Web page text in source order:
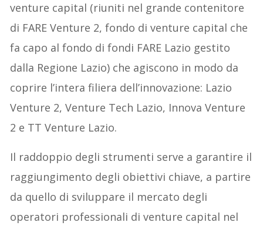
venture capital (riuniti nel grande contenitore
di FARE Venture 2, fondo di venture capital che
fa capo al fondo di fondi FARE Lazio gestito
dalla Regione Lazio) che agiscono in modo da
coprire l’intera filiera dell’innovazione: Lazio
Venture 2, Venture Tech Lazio, Innova Venture
2 e TT Venture Lazio.
Il raddoppio degli strumenti serve a garantire il
raggiungimento degli obiettivi chiave, a partire
da quello di sviluppare il mercato degli
operatori professionali di venture capital nel